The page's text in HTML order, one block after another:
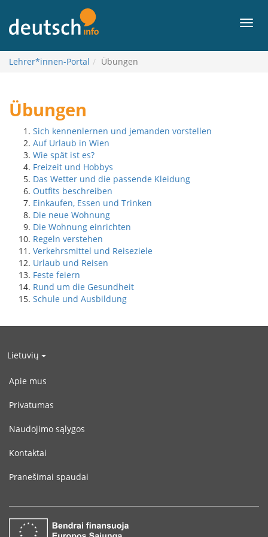
turinį
Lehrer*innen-Portal Übungen
Übungen
Sich kennenlernen und jemanden vorstellen
Auf Urlaub in Wien
Wie spät ist es?
Freizeit und Hobbys
Das Wetter und die passende Kleidung
Outfits beschreiben
Einkaufen, Essen und Trinken
Die neue Wohnung
Die Wohnung einrichten
Regeln verstehen
Verkehrsmittel und Reiseziele
Urlaub und Reisen
Feste feiern
Rund um die Gesundheit
Schule und Ausbildung
Lietuvių
Apie mus
Privatumas
Naudojimo sąlygos
Kontaktai
Pranešimai spaudai